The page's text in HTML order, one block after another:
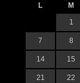
L
M
1
7 8
14 15
21 22